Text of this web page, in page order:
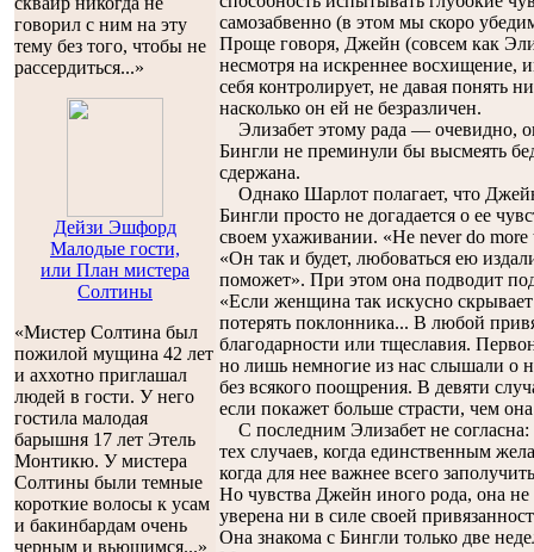
говорил с ним на эту
тему без того, чтобы не
рассердиться...»
Дейзи Эшфорд
Малодые гости,
или План мистера
Солтины
«Мистер Солтина был
пожилой мущина 42 лет
и аххотно приглашал
людей в гости. У него
гостила малодая
барышня 17 лет Этель
Монтикю. У мистера
Солтины были темные
короткие волосы к усам
и бакинбардам очень
черным и вьющимся...»
самозабвенно (в этом мы скоро
Проще говоря, Джейн (совсем как
несмотря на искреннее восхищение,
себя контролирует, не давая
насколько он ей не безразличен.
Элизабет этому рада — очевидно,
Бингли не преминули бы высмеять
сдержана.
Однако Шарлот полагает, что
Бингли просто не догадается о ее
своем ухаживании. «He never do
«Он так и будет, любоваться ею
поможет». При этом она подводит
«Если женщина так искусно
потерять поклонника... В любой
благодарности или тщеславия.
но лишь немногие из нас слышали о
без всякого поощрения. В девяти
если покажет больше страсти, чем
С последним Элизабет не
тех случаев, когда единственным
когда для нее важнее всего
Но чувства Джейн иного рода, она
уверена ни в силе своей
Она знакома с Бингли только две